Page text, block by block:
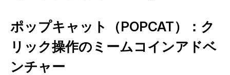
ポップキャット（POPCAT）：ク
リック操作のミームコインアドベ
ンチャー